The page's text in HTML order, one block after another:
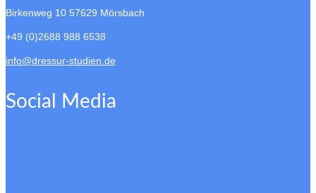
Birkenweg 10 57629 Mörsbach
+49 (0)2688 988 6538
info@dressur-studien.de
Social Media